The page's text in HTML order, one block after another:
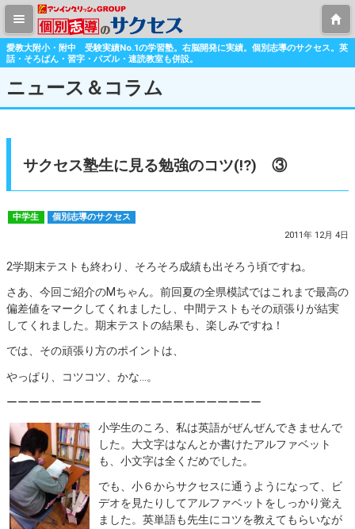
愛教大附小・附中 受験実績No.1の学習塾。右脳開発に実績。個別志導のサクセス。英
話・そろばん・習字・パズル・速読教室も併設。
ニュース＆コラム
サクセス塾生に見る勉強のコツ(!?) ③
中学生
個別志導のサクセス
2011年 12月 4日
2学期末テストも終わり、そろそろ成績も出そろう頃ですね。
さあ、今回ご紹介のMちゃん。前回夏の全県模試ではこれまで最高の
偏差値をマークしてくれましたし、中間テストもその頑張りが結実
してくれました。期末テストの結果も、楽しみですね！
では、その頑張り方のポイントは、
やっぱり、コツコツ、かな…。
ーーーーーーーーーーーーーーーーーーーーーーー
小学生のころ、私は英語がぜんぜんできませんで
した。大文字はなんとか書けたアルファベット
も、小文字は全くだめでした。
でも、小６からサクセスに通うようになって、ビ
デオを見たりしてアルファベットをしっかり覚え
ました。英単語も先生にコツを教えてもらいなが